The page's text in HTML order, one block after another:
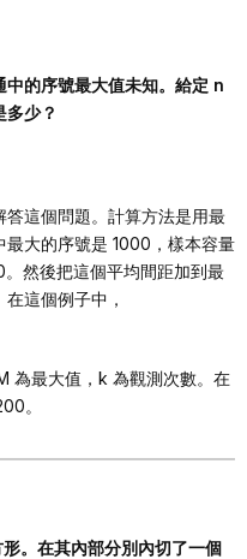
的序號最大值未知。給定 n
多少？
這個問題。計算方法是用最
大的序號是 1000，樣本容量
然後把這個平均間距加到最
這個例子中，
為最大值，k 為觀測次數。在
。
。在其內部分別內切了一個